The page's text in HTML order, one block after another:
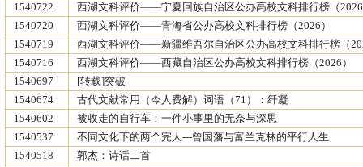
1540722
西湖文科评价——宁夏回族自治区公办高校文科排行榜（
1540720
西湖文科评价——青海省公办高校文科排行榜（2026）
1540719
西湖文科评价——新疆维吾尔自治区公办高校文科排行榜（
1540716
西湖文科评价——西藏自治区公办高校文科排行榜（2026）
1540697
[转载]突破
1540674
古代文献常用（今人费解）词语（71）：纤凝
1540602
被收走的自行车：一件小事里的无奈与深思
1540537
不同文化下的两个完人---曾国藩与富兰克林的平行人生
1540518
郭杰：诗话二首